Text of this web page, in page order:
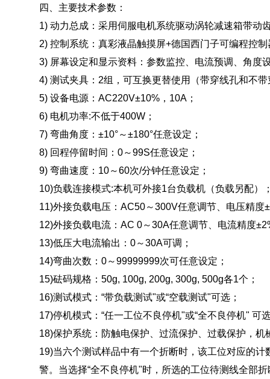
四、主要技术参数：
1) 动力总成：采用伺服电机系统驱动涡轮减速箱带动
2) 控制系统：真彩液晶触摸屏+德国西门子可编程控
3) 屏幕设定和显示资料：参数监控、电流预调、角度
4) 测试夹具：2组，可互换更替使用（带穿线孔和不
5) 设备电源：AC220V±10%，10A；
6) 电机功率:不低于400W；
7) 弯曲角度：±10°～±180°任意设定；
8) 回程停留时间：0～99S任意设定；
9) 弯曲速度：10～60次/分钟任意设定；
10)负载连接模式:本机可外接1台负载机（负载另配）
11)外接负载电压：AC50～300V任意调节、电压精度
12)外接负载电流：AC 0～30A任意调节、电流精度
13)低压大电流输出：0～30A可调；
14)弯曲次数：0～99999999次可任意设定；
15)砝码规格：50g, 100g, 200g, 300g, 500g各1个；
16)测试模式：“带负载测试"或“空载测试"可选；
17)停机模式：“任一工位不良停机"或“全不良停机" 可
18)保护系统：防触电保护、过流保护、过载保护，机
19)当六个测试样品中有一个折断时，该工位对应的
警。当选择“全不良停机"时，所选的工位待测线全部